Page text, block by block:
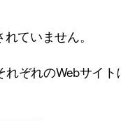
ていません。
ぞれのWebサイ